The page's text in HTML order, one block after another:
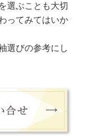
選ぶことも大切
ってみてはいか
選びの参考にし